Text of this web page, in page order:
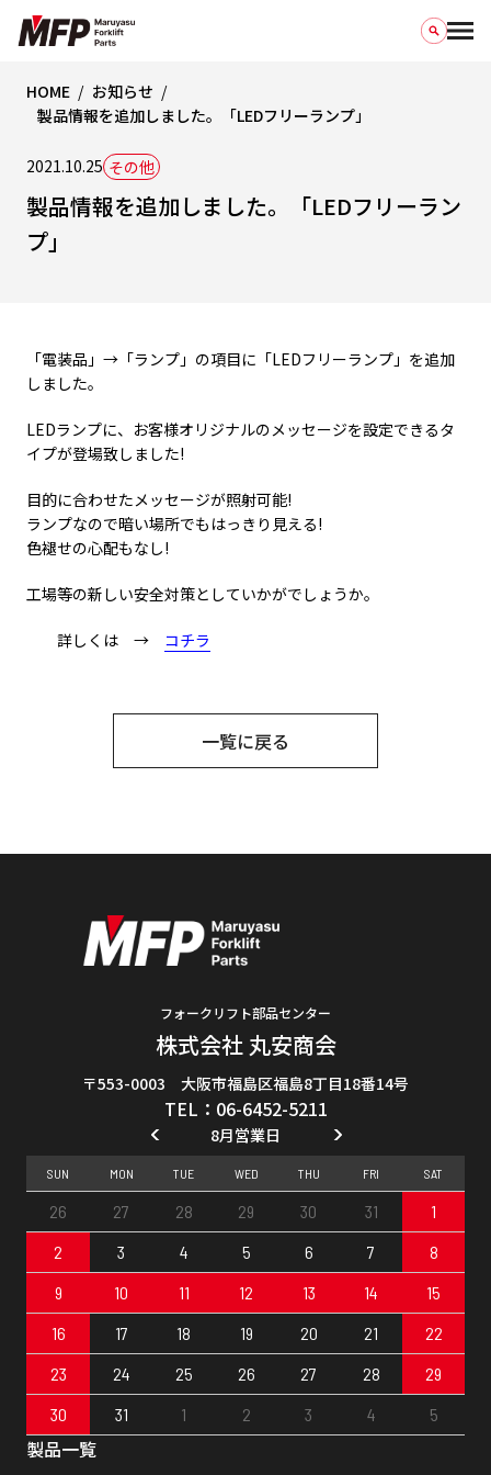
HOME
お知らせ
製品情報を追加しました。「LEDフリーランプ」
2021.10.25 その他
製品情報を追加しました。「LEDフリーラン
プ」
「電装品」→「ランプ」の項目に「LEDフリーランプ」を追加
しました。
LEDランプに、お客様オリジナルのメッセージを設定できるタ
イプが登場致しました!
目的に合わせたメッセージが照射可能!
ランプなので暗い場所でもはっきり見える!
色褪せの心配もなし!
工場等の新しい安全対策としていかがでしょうか。
詳しくは → コチラ
一覧に戻る
フォークリフト部品センター
株式会社 丸安商会
〒553-0003 大阪市福島区福島8丁目18番14号
TEL：06-6452-5211
製品一覧
8月営業日
SUN MON TUE WED THU FRI SAT
26 27 28 29 30 31
1
2
3 4 5 6 7
8
9
10 11 12 13 14
15
16
17 18 19 20 21
22
23
24 25 26 27 28
29
30
31 1 2 3 4 5